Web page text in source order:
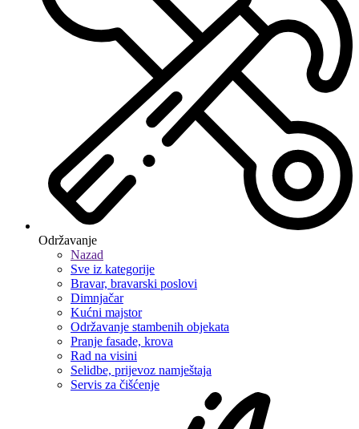
Održavanje
Nazad
Sve iz kategorije
Bravar, bravarski poslovi
Dimnjačar
Kućni majstor
Održavanje stambenih objekata
Pranje fasade, krova
Rad na visini
Selidbe, prijevoz namještaja
Servis za čišćenje